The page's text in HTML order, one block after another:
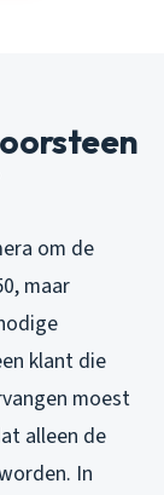
om de
maar
klant die
moest
alleen de
In